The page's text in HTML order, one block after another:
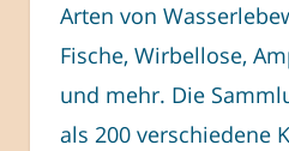
Arten von
Fische, Wirbellose,
und mehr. Die
als 200 verschiedene